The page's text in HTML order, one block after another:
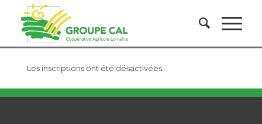
Les inscriptions ont été désactivées.